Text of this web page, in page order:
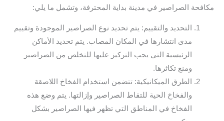
مكافحة الصراصير في مدينة بداية المحترفة، وتشمل ما يلي:
التحديد والتقييم: يتم تحديد نوع الصراصير الموجودة وتقييم
مدى انتشارها في المكان المصاب. يتم تحديد الأماكن
الرئيسية التي يجب التركيز عليها للتخلص من الصراصير
ومنع تكاثرها.
الطرق الميكانيكية: تتضمن استخدام الفخاخ اللاصقة
والفخاخ الحية للتقاط الصراصير وإزالتها. يتم وضع هذه
الفخاخ في المناطق التي تظهر فيها الصراصير بشكل